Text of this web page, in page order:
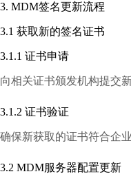
3. MDM签名更新流程
3.1 获取新的签名证书
3.1.1 证书申请
向相关证书颁发机构提交
3.1.2 证书验证
确保新获取的证书符合企
3.2 MDM服务器配置更新